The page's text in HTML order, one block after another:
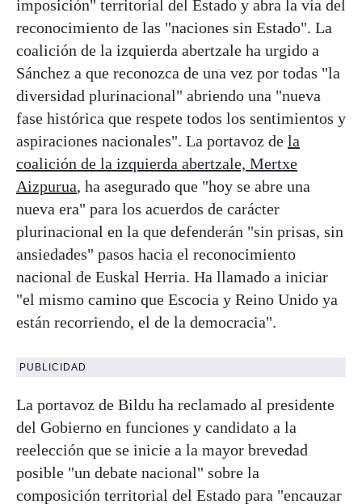
imposición" territorial del Estado y abra la vía del
reconocimiento de las "naciones sin Estado". La
coalición de la izquierda abertzale ha urgido a
Sánchez a que reconozca de una vez por todas "la
diversidad plurinacional" abriendo una "nueva
fase histórica que respete todos los sentimientos y
aspiraciones nacionales". La portavoz de la
coalición de la izquierda abertzale, Mertxe
Aizpurua, ha asegurado que "hoy se abre una
nueva era" para los acuerdos de carácter
plurinacional en la que defenderán "sin prisas, sin
ansiedades" pasos hacia el reconocimiento
nacional de Euskal Herria. Ha llamado a iniciar
"el mismo camino que Escocia y Reino Unido ya
están recorriendo, el de la democracia".
PUBLICIDAD
La portavoz de Bildu ha reclamado al presidente
del Gobierno en funciones y candidato a la
reelección que se inicie a la mayor brevedad
posible "un debate nacional" sobre la
composición territorial del Estado para "encauzar